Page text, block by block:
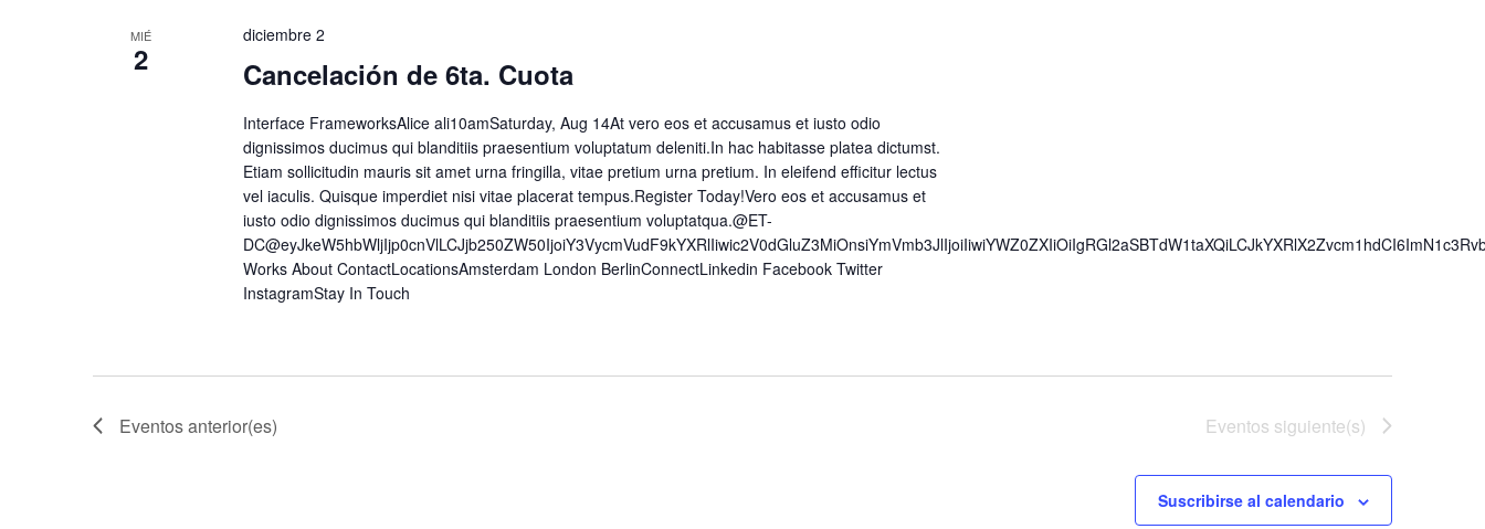
MIÉ
2 Cancelación de 6ta. Cuota
diciembre 2
Interface FrameworksAlice ali10amSaturday, Aug 14At vero eos et accusamus et iusto odio
dignissimos ducimus qui blanditiis praesentium voluptatum deleniti.In hac habitasse platea dictumst.
Etiam sollicitudin mauris sit amet urna fringilla, vitae pretium urna pretium. In eleifend efficitur lectus
vel iaculis. Quisque imperdiet nisi vitae placerat tempus.Register Today!Vero eos et accusamus et
iusto odio dignissimos ducimus qui blanditiis praesentium voluptatqua.@ET-
Works About ContactLocationsAmsterdam London BerlinConnectLinkedin Facebook Twitter
InstagramStay In Touch
Eventosanterior(es) Eventos siguiente(s)
Suscribirse al calendario